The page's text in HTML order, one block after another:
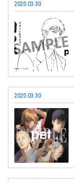
2020.03.30
2020.03.30